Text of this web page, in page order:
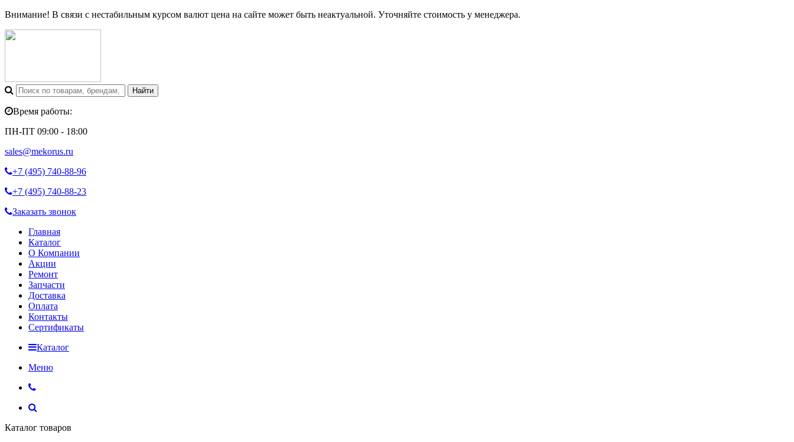
Внимание! В связи с нестабильным курсом валют цена на сайте может быть неактуальной. Уточняйте стоимость у менеджера.
Время работы:
ПН-ПТ 09:00 - 18:00
sales@mekorus.ru
+7 (495) 740-88-96
+7 (495) 740-88-23
Заказать звонок
Главная
Каталог
О Компании
Акции
Ремонт
Запчасти
Доставка
Оплата
Контакты
Сертификаты
Каталог
Меню
Каталог товаров